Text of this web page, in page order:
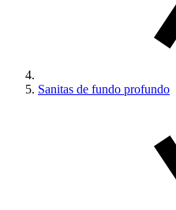
Sanitas de fundo profundo